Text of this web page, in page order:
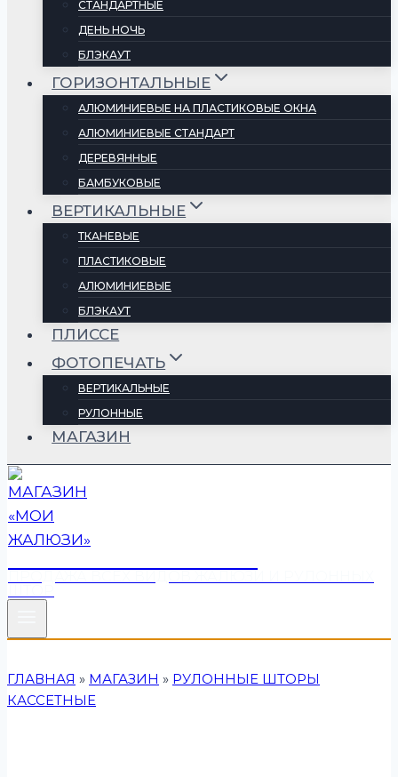
СТАНДАРТНЫЕ
ДЕНЬ НОЧЬ
БЛЭКАУТ
ГОРИЗОНТАЛЬНЫЕ
АЛЮМИНИЕВЫЕ НА ПЛАСТИКОВЫЕ ОКНА
АЛЮМИНИЕВЫЕ СТАНДАРТ
ДЕРЕВЯННЫЕ
БАМБУКОВЫЕ
ВЕРТИКАЛЬНЫЕ
ТКАНЕВЫЕ
ПЛАСТИКОВЫЕ
АЛЮМИНИЕВЫЕ
БЛЭКАУТ
ПЛИССЕ
ФОТОПЕЧАТЬ
ВЕРТИКАЛЬНЫЕ
РУЛОННЫЕ
МАГАЗИН
ГЛАВНАЯ » МАГАЗИН » РУЛОННЫЕ ШТОРЫ
КАССЕТНЫЕ